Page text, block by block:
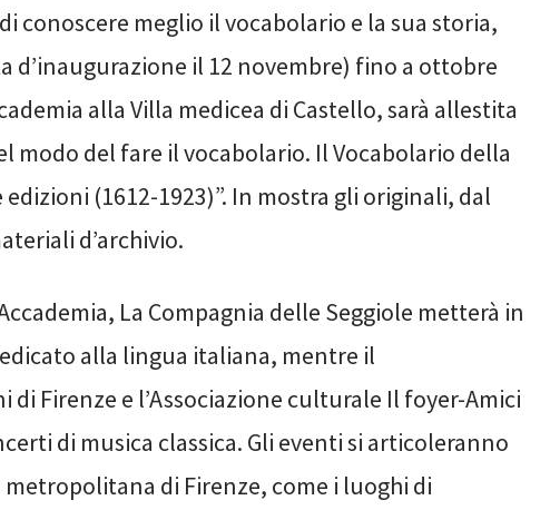
conoscere meglio il vocabolario e la sua storia,
d’inaugurazione il 12 novembre) fino a ottobre
alla Villa medicea di Castello, sarà allestita
modo del fare il vocabolario. Il Vocabolario della
(1612-1923)”. In mostra gli originali, dal
d’archivio.
La Compagnia delle Seggiole metterà in
alla lingua italiana, mentre il
di Firenze e l’Associazione culturale Il foyer-Amici
di musica classica. Gli eventi si articoleranno
metropolitana di Firenze, come i luoghi di